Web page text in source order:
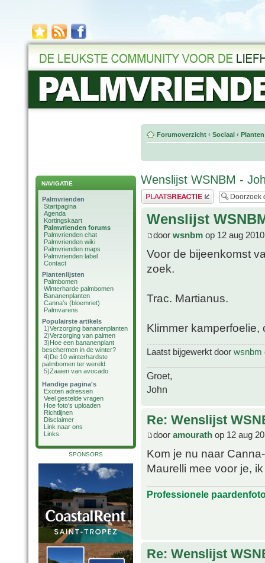
NAVIGATIE
Palmvrienden
Startpagina
Agenda
Kortingskaart
Palmvrienden forums
Palmvrienden chat
Palmvrienden wiki
Palmvrienden maps
Palmvrienden label
Contact
Plantenlijsten
Palmbomen
Winterharde palmbomen
Bananenplanten
Canna's (bloemriet)
Palmvarens
Populairste artikels
1)Verzorging bananenplanten
2)Verzorging van palmen
3)Hoe een bananenplant
beschermen in de winter?
4)De 10 winterhardste
palmbomen ter wereld
5)Zaaien van avocado
Handige pagina's
Exoten adressen
Veel gestelde vragen
Hoe foto's uploaden
Richtlijnen
Disclaimer
Link naar ons
Links
SPONSORS
Forumoverzicht ‹ Sociaal ‹
Wenslijst WSNBM -
Plaats een reactie
Wenslijst
door wsnbm op 12 aug
Voor de bijeenkomst
zoek.
Trac. Martianus.
Klimmer kamperfoelie,
Laatst bijgewerkt door wsnbm
Groet,
John
Re: Wenslijst
door amourath op 12 aug
Kom je nu naar
Maurelli mee voor je,
Professionele
Re: Wenslijst